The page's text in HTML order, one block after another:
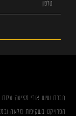
חברת שיש אורי מציעה עלות
הפרויקט בשקיפות מלאה